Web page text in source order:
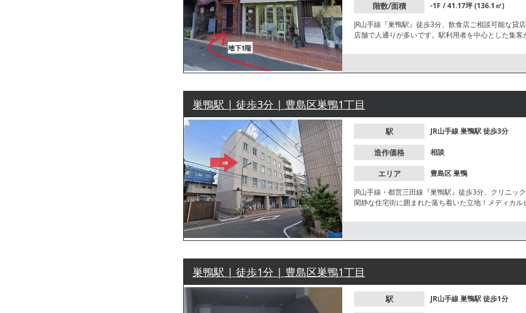
階数/面積
-1F / 41.17坪 (136.1㎡)
JR山手線『巣鴨駅』徒歩3分、飲食店ご相談可能な
店舗で人通りが多いです。駅利用者を中心とした集
巣鴨駅 | 徒歩3分 | 豊島区巣鴨1丁目
駅 JR山手線巣鴨駅徒歩3分
造作価格 相談
エリア 豊島区巣鴨
JR山手線・都営三田線『巣鴨駅』徒歩3分、クリニ
閑静な住宅街に囲まれた落ち着いた立地！メディカ
巣鴨駅 | 徒歩1分 | 豊島区巣鴨1丁目
駅 JR山手線巣鴨駅徒歩1分